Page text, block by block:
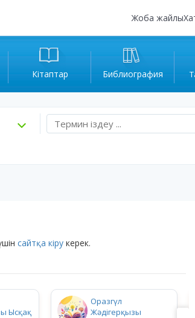
Жоба жайлы
Кітаптар Библиография
сайтқа кіру керек.
Ысқақ
Оразгүл
Жәдігерқызы